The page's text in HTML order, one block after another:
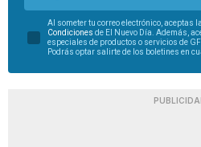
Al someter tu correo electrónico, aceptas la
Condiciones de El Nuevo Día. Además,
especiales de productos o servicios de
Podrás optar salirte de los boletines en